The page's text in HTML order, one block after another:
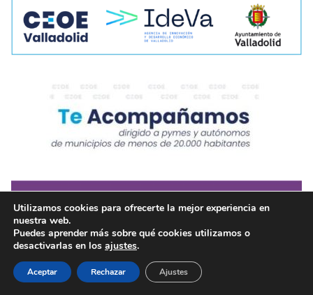
Utilizamos cookies para ofrecerte la mejor experiencia en
nuestra web.
Puedes aprender más sobre qué cookies utilizamos o
desactivarlas en los ajustes.
Aceptar Rechazar Ajustes